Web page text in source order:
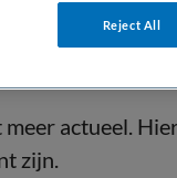
actueel.
zijn.
Reject All